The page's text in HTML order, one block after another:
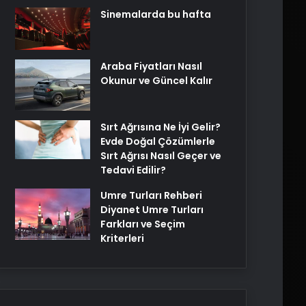
Sinemalarda bu hafta
Araba Fiyatları Nasıl
Okunur ve Güncel Kalır
Sırt Ağrısına Ne İyi Gelir?
Evde Doğal Çözümlerle
Sırt Ağrısı Nasıl Geçer ve
Tedavi Edilir?
Umre Turları Rehberi
Diyanet Umre Turları
Farkları ve Seçim
Kriterleri